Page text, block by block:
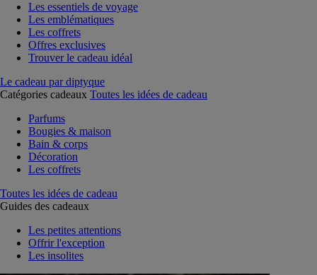
Les essentiels de voyage
Les emblématiques
Les coffrets
Offres exclusives
Trouver le cadeau idéal
Le cadeau par diptyque
Catégories cadeaux Toutes les idées de cadeau
Parfums
Bougies & maison
Bain & corps
Décoration
Les coffrets
Toutes les idées de cadeau
Guides des cadeaux
Les petites attentions
Offrir l'exception
Les insolites